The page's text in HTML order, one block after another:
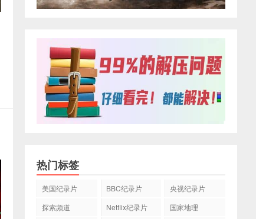
热门标签
美国纪录片 BBC纪录片
央视纪录片
探索频道
Netflix纪录片
国家地理